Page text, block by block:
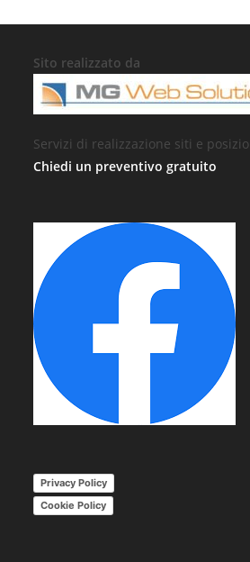
Sito realizzato da
Servizi di realizzazione siti e
Chiedi un preventivo gratuito
Privacy Policy
Cookie Policy